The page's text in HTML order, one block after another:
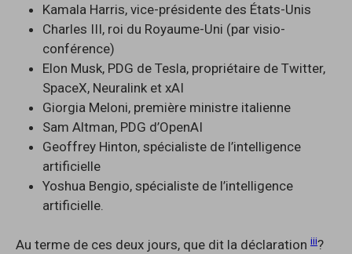
Kamala Harris, vice-présidente des États-Unis
Charles III, roi du Royaume-Uni (par visio-
conférence)
Elon Musk, PDG de Tesla, propriétaire de Twitter,
SpaceX, Neuralink et xAI
Giorgia Meloni, première ministre italienne
Sam Altman, PDG d’OpenAI
Geoffrey Hinton, spécialiste de l’intelligence
artificielle
Yoshua Bengio, spécialiste de l’intelligence
artificielle.
Au terme de ces deux jours, que dit la déclaration iii?